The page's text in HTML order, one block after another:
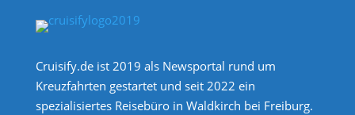
Cruisify.de ist 2019 als Newsportal rund um
Kreuzfahrten gestartet und seit 2022 ein
spezialisiertes Reisebüro in Waldkirch bei Freiburg.